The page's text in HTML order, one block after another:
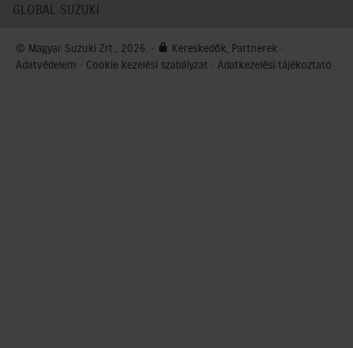
GLOBAL SUZUKI
© Magyar Suzuki Zrt., 2026. · Kereskedők, Partnerek ·
Adatvédelem · Cookie kezelési szabályzat · Adatkezelési tájékoztató